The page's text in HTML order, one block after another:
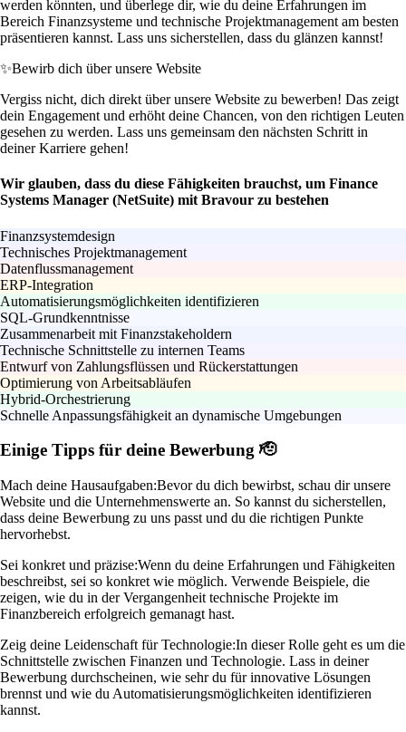
werden könnten, und überlege dir, wie du deine Erfahrungen im
Bereich Finanzsysteme und technische Projektmanagement am besten
präsentieren kannst. Lass uns sicherstellen, dass du glänzen kannst!
✨Bewirb dich über unsere Website
Vergiss nicht, dich direkt über unsere Website zu bewerben! Das zeigt
dein Engagement und erhöht deine Chancen, von den richtigen Leuten
gesehen zu werden. Lass uns gemeinsam den nächsten Schritt in
deiner Karriere gehen!
Wir glauben, dass du diese Fähigkeiten brauchst, um Finance
Systems Manager (NetSuite) mit Bravour zu bestehen
Finanzsystemdesign
Technisches Projektmanagement
Datenflussmanagement
ERP-Integration
Automatisierungsmöglichkeiten identifizieren
SQL-Grundkenntnisse
Zusammenarbeit mit Finanzstakeholdern
Technische Schnittstelle zu internen Teams
Entwurf von Zahlungsflüssen und Rückerstattungen
Optimierung von Arbeitsabläufen
Hybrid-Orchestrierung
Schnelle Anpassungsfähigkeit an dynamische Umgebungen
Einige Tipps für deine Bewerbung 🫡
Mach deine Hausaufgaben:Bevor du dich bewirbst, schau dir unsere
Website und die Unternehmenswerte an. So kannst du sicherstellen,
dass deine Bewerbung zu uns passt und du die richtigen Punkte
hervorhebst.
Sei konkret und präzise:Wenn du deine Erfahrungen und Fähigkeiten
beschreibst, sei so konkret wie möglich. Verwende Beispiele, die
zeigen, wie du in der Vergangenheit technische Projekte im
Finanzbereich erfolgreich gemanagt hast.
Zeig deine Leidenschaft für Technologie:In dieser Rolle geht es um die
Schnittstelle zwischen Finanzen und Technologie. Lass in deiner
Bewerbung durchscheinen, wie sehr du für innovative Lösungen
brennst und wie du Automatisierungsmöglichkeiten identifizieren
kannst.